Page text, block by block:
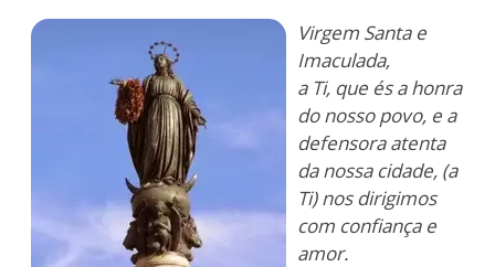
Virgem Santa e
Imaculada,
a Ti, que és a honra
do nosso povo, e a
defensora atenta
da nossa cidade, (a
Ti) nos dirigimos
com confiança e
amor.